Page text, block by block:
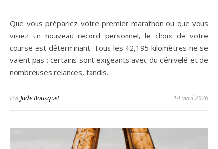
Que vous prépariez votre premier marathon ou que vous
visiez un nouveau record personnel, le choix de votre
course est déterminant. Tous les 42,195 kilomètres ne se
valent pas : certains sont exigeants avec du dénivelé et de
nombreuses relances, tandis…
ParJade Bousquet 14 avril 2026